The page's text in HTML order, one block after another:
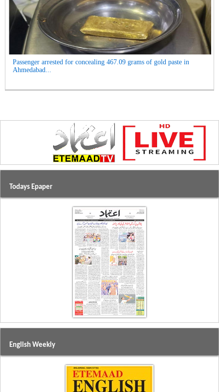
Passenger arrested for concealing 467.09 grams of gold paste in
Ahmedabad...
Todays Epaper
English Weekly